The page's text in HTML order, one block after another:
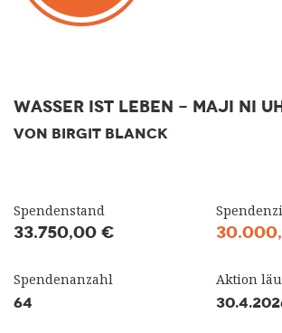
WASSER IST LEBEN - MAJI NI
VON BIRGIT BLANCK
Spendenstand
33.750,00 €
Spendenanzahl
64
Aktion